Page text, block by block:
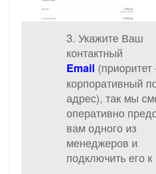
3. Укажите Ваш
контактный
Email (приоритет
корпоративный
адрес), так мы
оперативно
вам одного из
менеджеров и
подключить его к